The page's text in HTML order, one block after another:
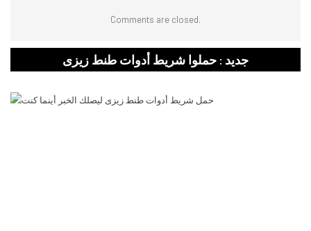
Comments are closed.
جديد : حملوا شريط أدوات طنط زيزى